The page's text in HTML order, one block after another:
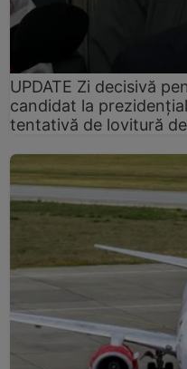
UPDATE Zi decisivă
candidat la
tentativă de lovitură